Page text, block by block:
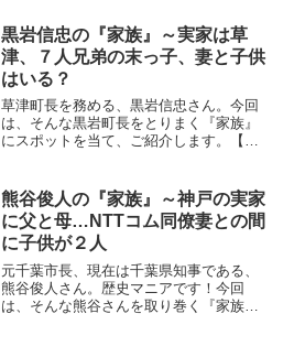
お父さんの名前は、舛添彌次郎（やじろ
う）さん。舛添さんの実家...
黒岩信忠の『家族』～実家は草
津、７人兄弟の末っ子、妻と子供
はいる？
草津町長を務める、黒岩信忠さん。今回
は、そんな黒岩町長をとりまく『家族』
にスポットを当て、ご紹介します。【本
齢：72歳 ※2019年12月現在出身：群馬
県草津町最...
熊谷俊人の『家族』～神戸の実家
に父と母…NTTコム同僚妻との間
に子供が２人
元千葉市長、現在は千葉県知事である、
熊谷俊人さん。歴史マニアです！今回
は、そんな熊谷さんを取り巻く『家族』